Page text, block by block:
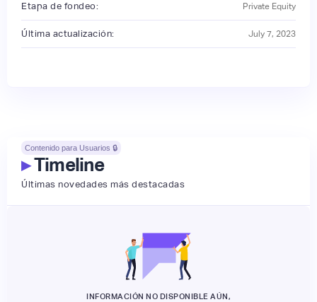
Etapa de fondeo: Private Equity
Última actualización: July 7, 2023
Contenido para Usuarios 🔒
▸Timeline
Últimas novedades más destacadas
INFORMACIÓN NO DISPONIBLE AÚN,